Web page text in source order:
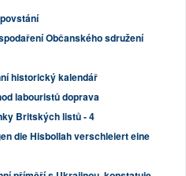
Občanského sdružení
historický kalendář
labouristů doprava
Britských listů - 4
die Hisbollah verschleiert eine